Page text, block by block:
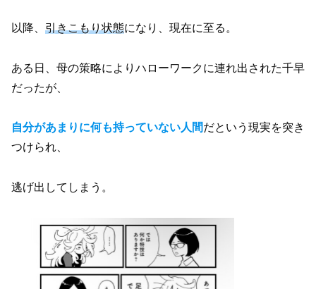
以降、 引きこもり状態になり、現在に至る。
ある日、母の策略によりハローワークに連れ出された千早
だったが、
自分があまりに何も持っていない人間だという現実を突き
つけられ、
逃げ出してしまう。